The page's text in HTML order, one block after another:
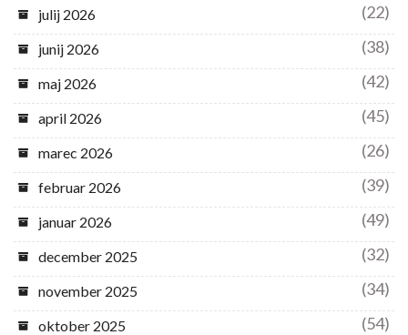
julij 2026 (22)
junij 2026 (38)
maj 2026 (42)
april 2026 (45)
marec 2026 (26)
februar 2026 (39)
januar 2026 (49)
december 2025 (32)
november 2025 (34)
oktober 2025 (54)